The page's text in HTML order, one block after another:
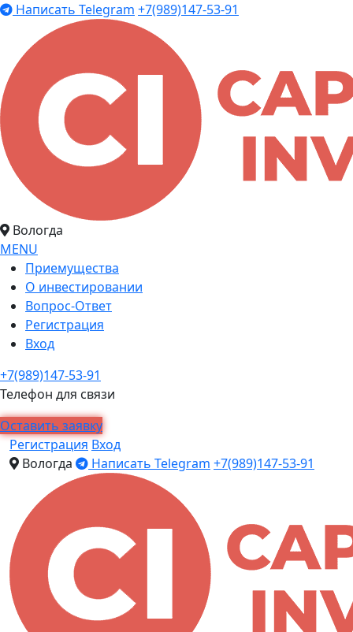
Написать Telegram +7(989)147-53-91
Вологда
MENU
Приемущества
О инвестировании
Вопрос-Ответ
Регистрация
Вход
+7(989)147-53-91
Телефон для связи
Оставить заявку
Регистрация Вход
Вологда
Написать Telegram +7(989)147-53-91